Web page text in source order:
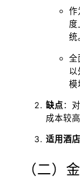
作
度
统
全
以
模
缺点：
成本较高
适用酒
（二）